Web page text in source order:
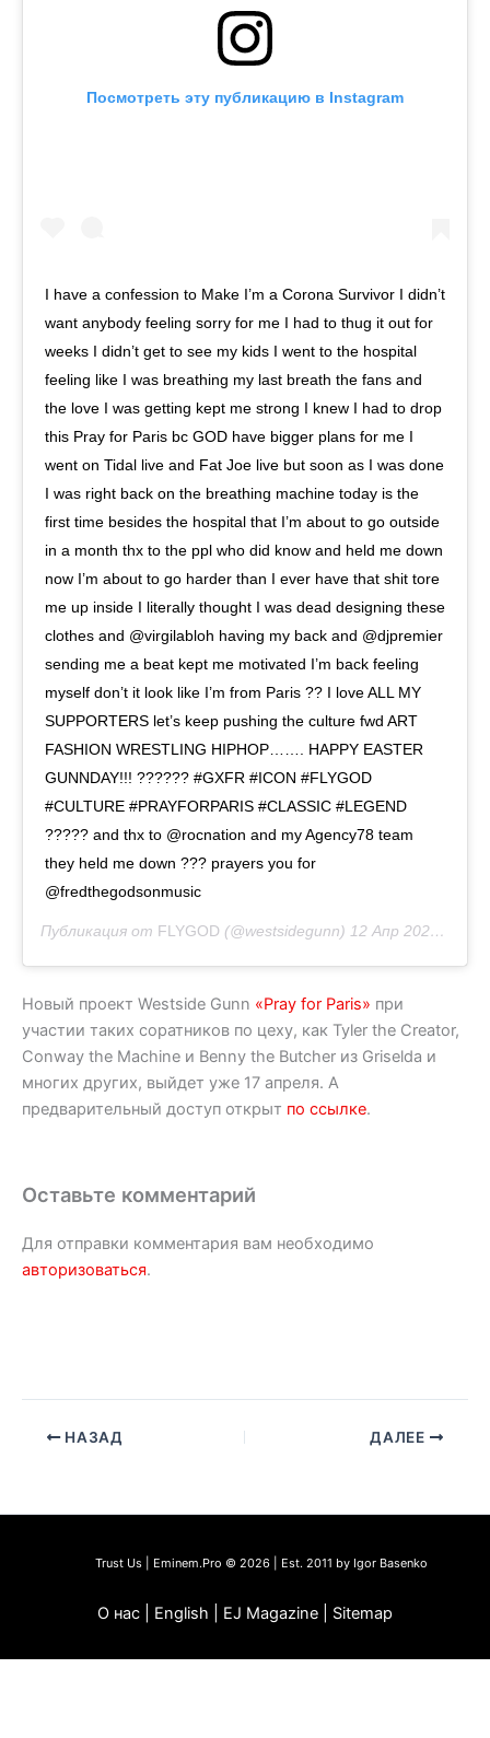
Посмотреть эту публикацию в Instagram
I have a confession to Make I’m a Corona Survivor I didn’t
want anybody feeling sorry for me I had to thug it out for
weeks I didn’t get to see my kids I went to the hospital
feeling like I was breathing my last breath the fans and
the love I was getting kept me strong I knew I had to drop
this Pray for Paris bc GOD have bigger plans for me I
went on Tidal live and Fat Joe live but soon as I was done
I was right back on the breathing machine today is the
first time besides the hospital that I’m about to go outside
in a month thx to the ppl who did know and held me down
now I’m about to go harder than I ever have that shit tore
me up inside I literally thought I was dead designing these
clothes and @virgilabloh having my back and @djpremier
sending me a beat kept me motivated I’m back feeling
myself don’t it look like I’m from Paris ?? I love ALL MY
SUPPORTERS let’s keep pushing the culture fwd ART
FASHION WRESTLING HIPHOP……. HAPPY EASTER
GUNNDAY!!! ?????? #GXFR #ICON #FLYGOD
#CULTURE #PRAYFORPARIS #CLASSIC #LEGEND
????? and thx to @rocnation and my Agency78 team
they held me down ??? prayers you for
@fredthegodsonmusic
Публикация от FLYGOD (@westsidegunn) 12 Апр 2020 в 3:22 PDT
Новый проект Westside Gunn «Pray for Paris» при
участии таких соратников по цеху, как Tyler the Creator,
Conway the Machine и Benny the Butcher из Griselda и
многих других, выйдет уже 17 апреля. А
предварительный доступ открыт по ссылке.
Оставьте комментарий
Для отправки комментария вам необходимо
авторизоваться.
НАЗАД ДАЛЕЕ
Trust Us | Eminem.Pro © 2026 | Est. 2011 by Igor Basenko
О нас | English | EJ Magazine | Sitemap